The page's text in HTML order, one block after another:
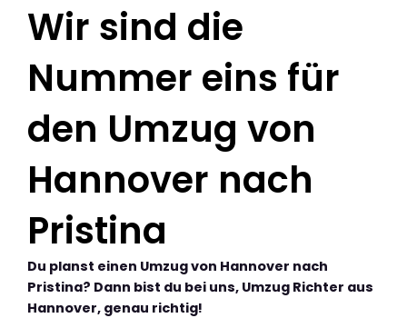
Wir sind die
Nummer eins für
den Umzug von
Hannover nach
Pristina
Du planst einen Umzug von Hannover nach
Pristina? Dann bist du bei uns, Umzug Richter aus
Hannover, genau richtig!